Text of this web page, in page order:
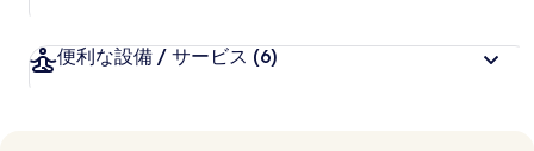
ミ
便利な設備 / サービス (6)